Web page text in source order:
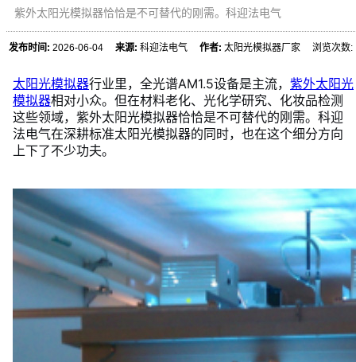
紫外太阳光模拟器恰恰是不可替代的刚需。科迎法电气
发布时间: 2026-06-04来源: 科迎法电气作者: 太阳光模拟器厂家 浏览次数:
太阳光模拟器行业里，全光谱AM1.5设备是主流， 紫外太阳光
模拟器相对小众。但在材料老化、光化学研究、化妆品检测
这些领域，紫外太阳光模拟器恰恰是不可替代的刚需。科迎
法电气在深耕标准太阳光模拟器的同时，也在这个细分方向
上下了不少功夫。